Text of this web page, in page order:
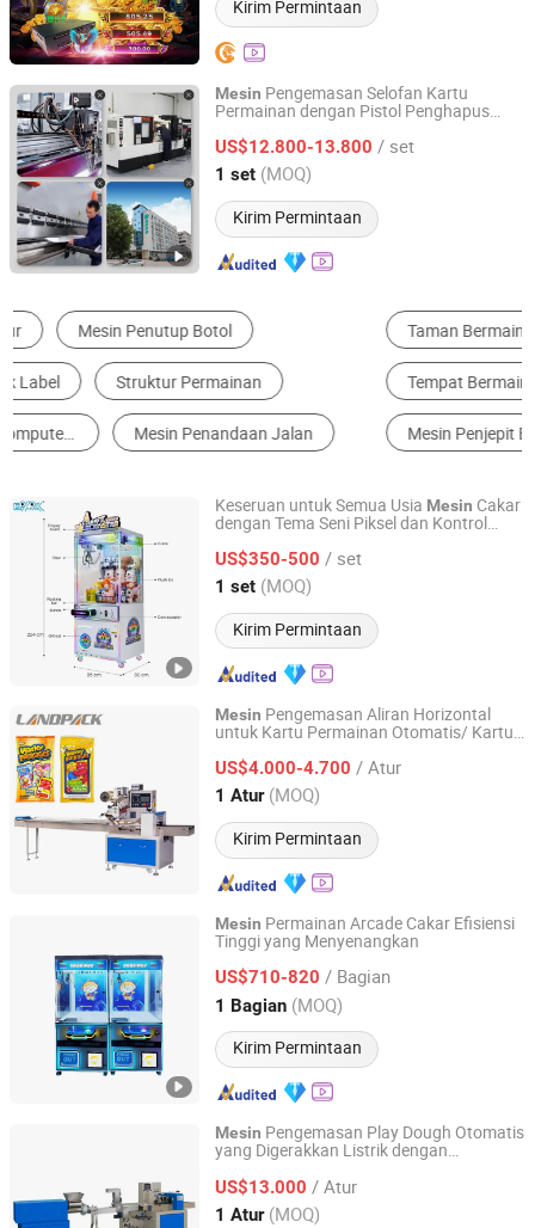
Kirim Permintaan
Mesin Pengemasan Selofan Kartu
Permainan dengan Pistol Penghapus
US$12.800-13.800 / set
1 set (MOQ)
Kirim Permintaan
Zhejiang Jiedu Intelligent Machinery Technology Co.,Ltd
Zhejiang, China Harga mulai 2020
Taman Bermain Dalam Ruangan Mesin Penjual Otomatis
Tempat Bermain Luar Ruangan Perlengkapan Bermain Air
Mesin Penjepit Boneka Mesin Permainan Koin Lainnya
Keseruan untuk Semua Usia Mesin Cakar
dengan Tema Seni Piksel dan Kontrol
US$350-500 / set
1 set (MOQ)
Kirim Permintaan
Guangzhou EPARK Electronic Technology Co., Ltd.
Guangdong, China Harga mulai 2018
Mesin Pengemasan Aliran Horizontal
untuk Kartu Permainan Otomatis/ Kartu
US$4.000-4.700 / Atur
1 Atur (MOQ)
Kirim Permintaan
FOSHAN LAND PACKAGING MACHINERY CO., LTD.
Guangdong, China Harga mulai 2017
Mesin Permainan Arcade Cakar Efisiensi
Tinggi yang Menyenangkan
US$710-820 / Bagian
1 Bagian (MOQ)
Kirim Permintaan
Guangzhou Dinibao Animation Technology Co., Ltd.
Guangdong, China Harga mulai 2025
Mesin Pengemasan Play Dough Otomatis
yang Digerakkan Listrik dengan
US$13.000 / Atur
1 Atur (MOQ)
Ningbo Xiangyi Imp. & Exp. Co., Ltd.
Zhejiang, China Harga mulai 2016